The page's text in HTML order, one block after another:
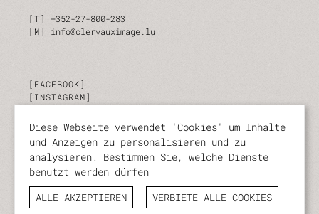
T
+352-27-800-283
M
info@clervauximage.lu
FACEBOOK
INSTAGRAM
ABONNIEREN SIE UNSEREN NEWSLETTER
Bleiben Sie jederzeit über unsere Aktivitäten und
Veranstaltungen auf dem Laufenden.
ABONNIEREN
Diese Webseite verwendet 'Cookies' um Inhalte
und Anzeigen zu personalisieren und zu
analysieren. Bestimmen Sie, welche Dienste
benutzt werden dürfen
ALLE AKZEPTIEREN
VERBIETE ALLE COOKIES